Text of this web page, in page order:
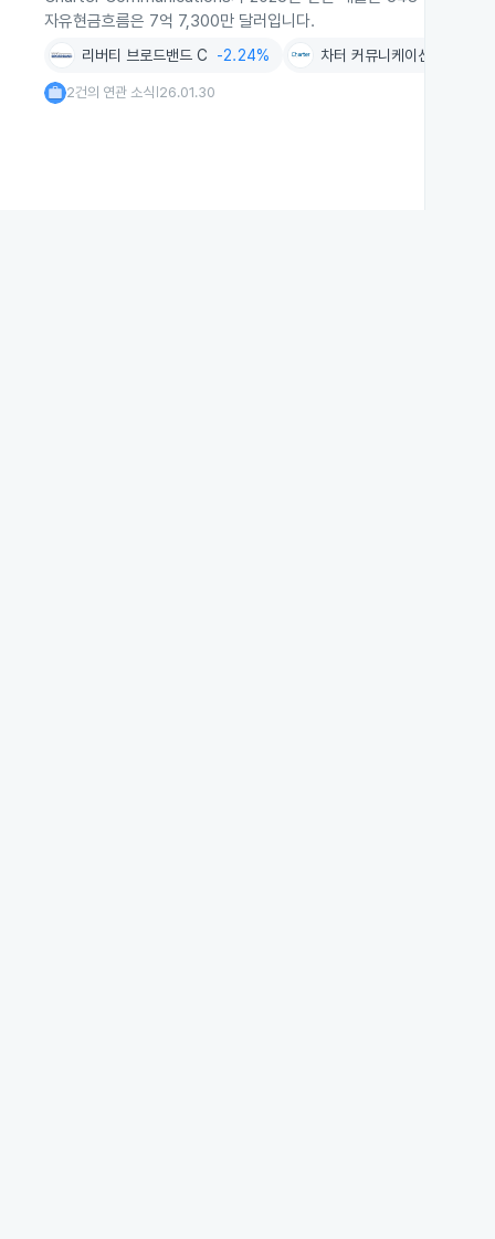
자유현금흐름은 7억 7,300만 달러입니다.
리버티 브로드밴드 C -2.24% 차터 커뮤니케이션스
2건의 연관 소식 26.01.30